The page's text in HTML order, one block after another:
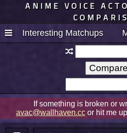
ANIME VOICE
Interesting Matchups
If something is broken or
avac@wallhaven.ccor hit me